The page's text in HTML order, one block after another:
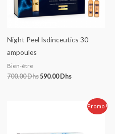
Night Peel Isdinceutics 30
ampoules
Bien-être
700.00Dhs590.00Dhs
Promo !